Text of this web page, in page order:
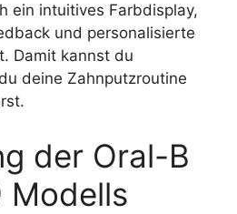
ein intuitives Farbdisplay,
und personalisierte
Damit kannst du
deine Zahnputzroutine
der Oral-B
Modells